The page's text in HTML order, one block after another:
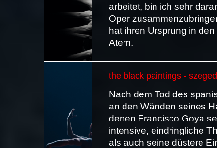
arbeitet, bin ich sehr
Oper
hat ihren Ursprung in
Atem.
the black paintings -
Nach dem Tod des
an den Wänden seines
denen Francisco Goya
intensive, eindringliche
als auch seine düstere